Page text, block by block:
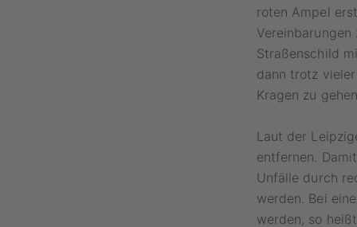
roten Ampel
Straßenschild
dann trotz
Kragen zu gehen.
Laut der
entfernen.
Unfälle durch
werden. Bei
werden, so